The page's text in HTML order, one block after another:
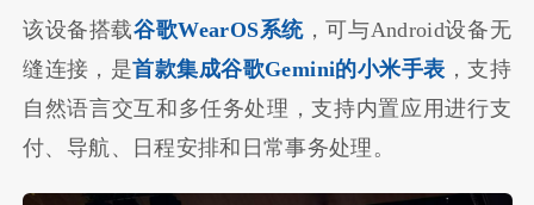
该设备搭载谷歌WearOS系统，可与Android设备无
缝连接，是首款集成谷歌Gemini的小米手表 ，支持
自然语言交互和多任务处理，支持内置应用进行支
付、导航、日程安排和日常事务处理。